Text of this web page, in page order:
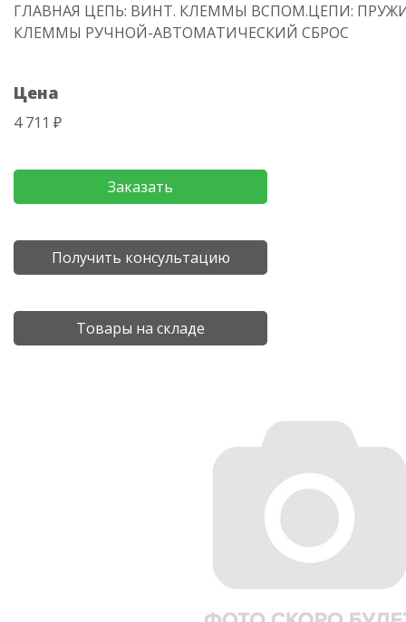
ГЛАВНАЯ ЦЕПЬ: ВИНТ. КЛЕММЫ ВСПОМ.ЦЕПИ:
КЛЕММЫ РУЧНОЙ-АВТОМАТИЧЕСКИЙ СБРОС
Цена
4 711 ₽
Заказать
Получить консультацию
Товары на складе